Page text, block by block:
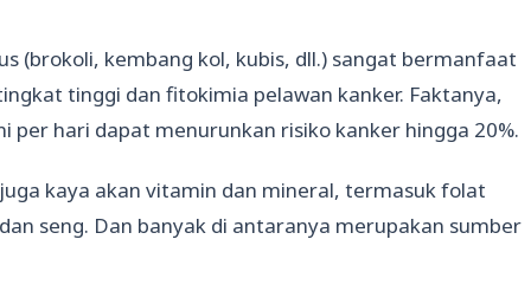
(brokoli, kembang kol, kubis, dll.) sangat bermanfaat
tinggi dan fitokimia pelawan kanker. Faktanya,
per hari dapat menurunkan risiko kanker hingga 20%.
kaya akan vitamin dan mineral, termasuk folat
seng. Dan banyak di antaranya merupakan sumber